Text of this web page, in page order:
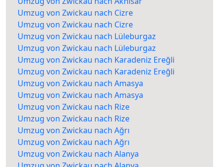
Umzug von Zwickau nach Cizre
Umzug von Zwickau nach Cizre
Umzug von Zwickau nach Lüleburgaz
Umzug von Zwickau nach Lüleburgaz
Umzug von Zwickau nach Karadeniz Ereğli
Umzug von Zwickau nach Karadeniz Ereğli
Umzug von Zwickau nach Amasya
Umzug von Zwickau nach Amasya
Umzug von Zwickau nach Rize
Umzug von Zwickau nach Rize
Umzug von Zwickau nach Ağrı
Umzug von Zwickau nach Ağrı
Umzug von Zwickau nach Alanya